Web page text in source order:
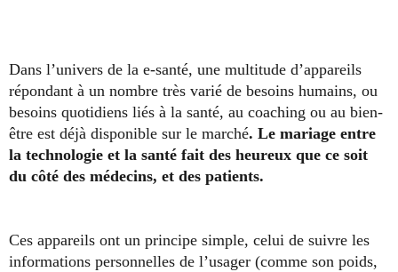
Dans l’univers de la e-santé, une multitude d’appareils
répondant à un nombre très varié de besoins humains, ou
besoins quotidiens liés à la santé, au coaching ou au bien-
être est déjà disponible sur le marché. Le mariage entre
la technologie et la santé fait des heureux que ce soit
du côté des médecins, et des patients.
Ces appareils ont un principe simple, celui de suivre les
informations personnelles de l’usager (comme son poids,